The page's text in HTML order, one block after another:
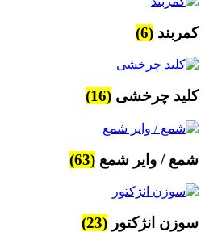
کمربند (6)
کلید چرخشی (16)
شمع / وایر شمع (63)
سوزن انژکتور (23)